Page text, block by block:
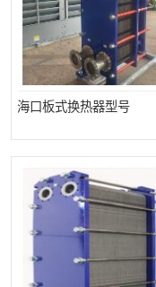
海口板式换热器型号